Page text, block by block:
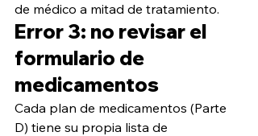
de médico a mitad de tratamiento.
Error 3: no revisar el
formulario de
medicamentos
Cada plan de medicamentos (Parte
D) tiene su propia lista de